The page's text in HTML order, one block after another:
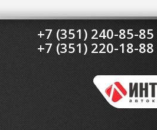
+7 (351) 240-85-85
+7 (351) 220-18-88